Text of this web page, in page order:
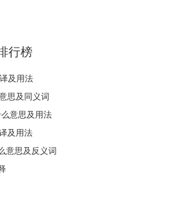
行榜
及用法
思及同义词
意思及用法
及用法
意思及反义词